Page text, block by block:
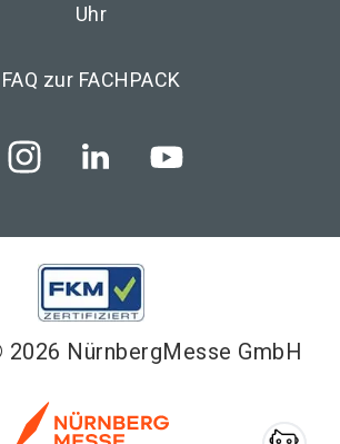
Uhr
FAQ zur FACHPACK
NürnbergMesse GmbH